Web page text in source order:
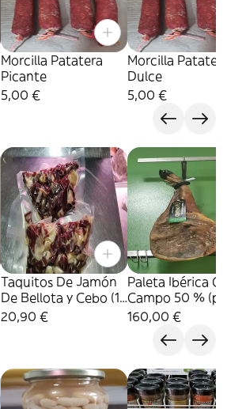
Morcilla Patatera
Picante
5,00 €
Morcilla Patatera
Dulce
5,00 €
Taquitos De Jamón
De Bellota y Cebo (1
Kg.)
20,90 €
Paleta Ibérica Cebo
Campo 50 % (piezas)
160,00 €